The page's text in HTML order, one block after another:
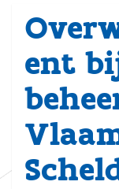
ent